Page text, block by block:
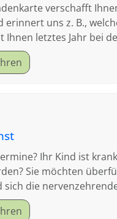
verschafft
erinnert uns z. B.,
Ihnen letztes Jahr bei
Ihr Kind ist
Sie möchten
sich die
sparen?